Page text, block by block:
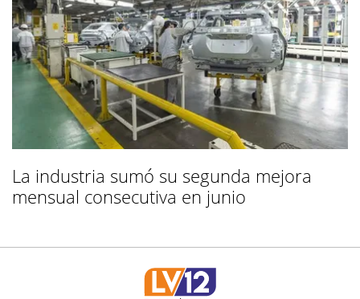
La industria sumó su segunda mejora
mensual consecutiva en junio